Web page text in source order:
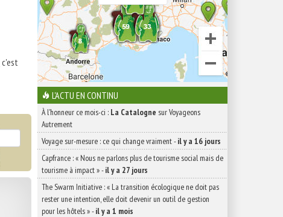
c'est
L'ACTU EN CONTINU
À l'honneur ce mois-ci : La Catalogne sur Voyageons
Autrement
Voyage sur-mesure : ce qui change vraiment-il y a 16 jours
Capfrance : « Nous ne parlons plus de tourisme social mais de
tourisme à impact »-il y a 27 jours
The Swarm Initiative : « La transition écologique ne doit pas
rester une intention, elle doit devenir un outil de gestion
pour les hôtels »-il y a 1 mois